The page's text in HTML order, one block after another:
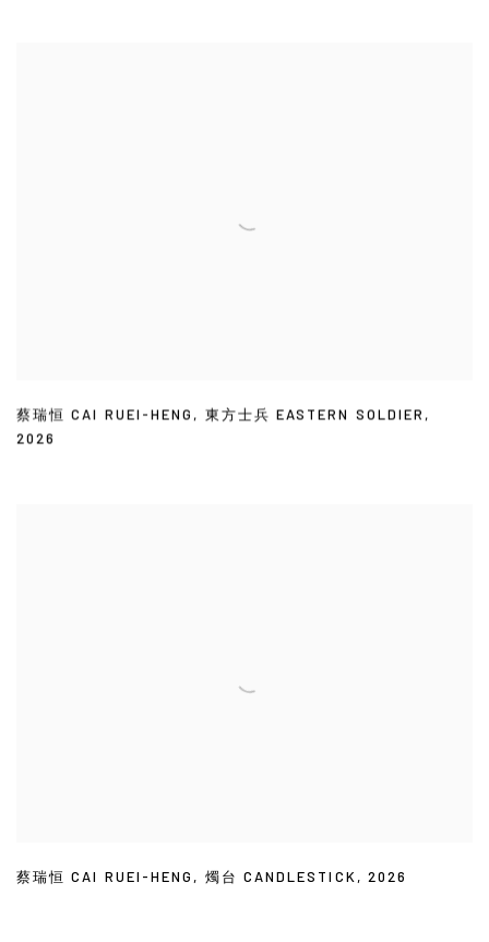
蔡瑞恒 CAI RUEI-HENG , 東方士兵 EASTERN SOLDIER ,
2026
蔡瑞恒 CAI RUEI-HENG , 燭台 CANDLESTICK , 2026